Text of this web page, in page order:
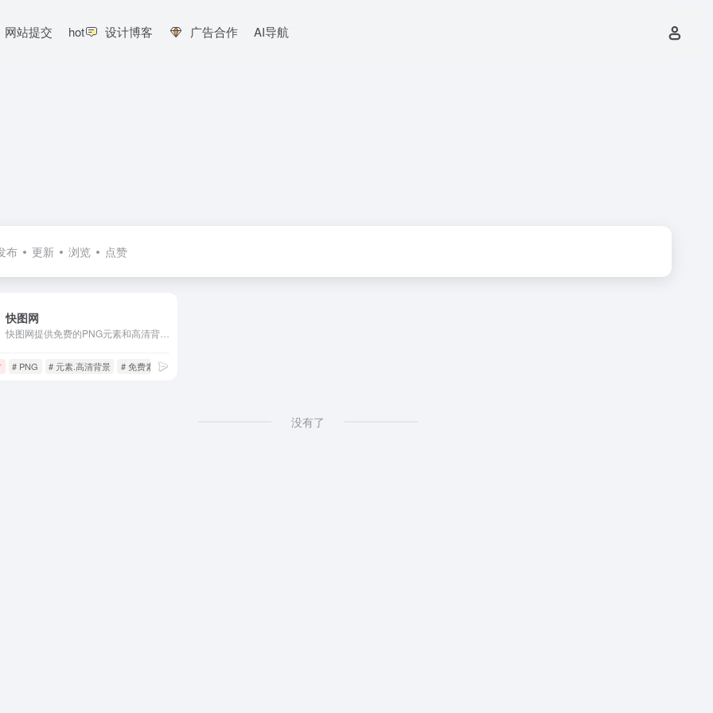
网站提交 hot 设计博客 广告合作 AI导航
布 更新 浏览 点赞
快图网
# PNG # 元素.高清背景 # 免费素材
没有了